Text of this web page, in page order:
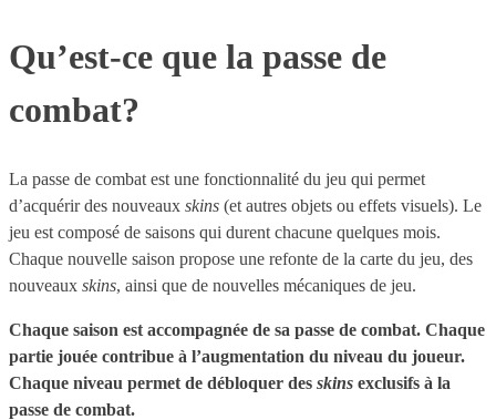
Qu’est-ce que la passe de
combat?
La passe de combat est une fonctionnalité du jeu qui permet
d’acquérir des nouveaux skins (et autres objets ou effets visuels). Le
jeu est composé de saisons qui durent chacune quelques mois.
Chaque nouvelle saison propose une refonte de la carte du jeu, des
nouveaux skins, ainsi que de nouvelles mécaniques de jeu.
Chaque saison est accompagnée de sa passe de combat. Chaque
partie jouée contribue à l’augmentation du niveau du joueur.
Chaque niveau permet de débloquer des skins exclusifs à la
passe de combat.